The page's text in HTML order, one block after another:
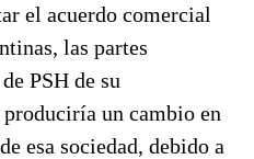
el acuerdo comercial
las partes
PSH de su
un cambio en
esa sociedad, debido a